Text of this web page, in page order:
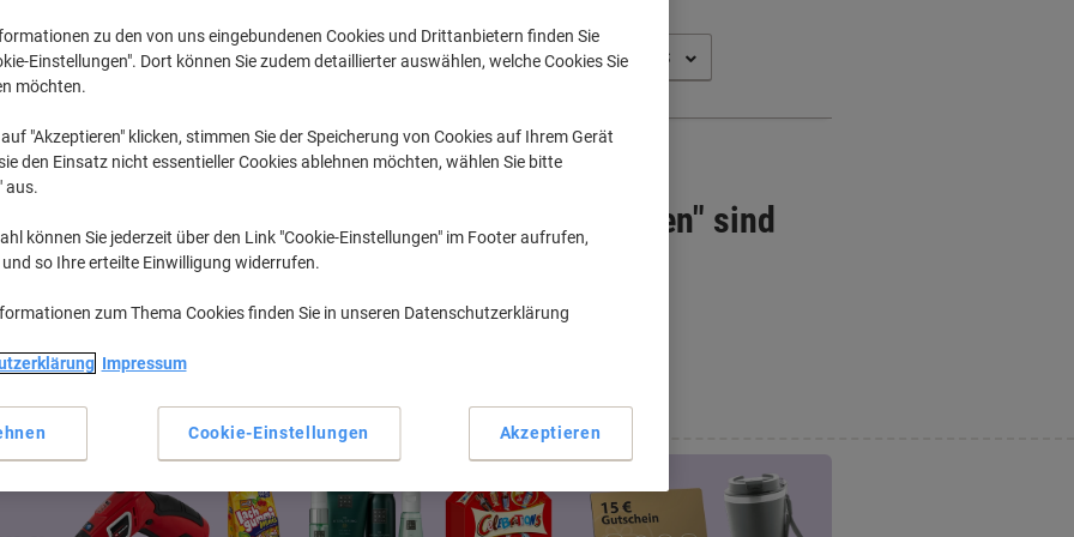
Imageprograf IPF Canon Imageprograf IPF 9000 S
erworbene Patronen anzuzeigen, bitte anmelden
Imageprograf IPF 9000 S Tintenpatronen" sind
Entdecken Sie unser Sortiment an Bürogeräten...
zu den von uns eingebundenen Cookies und Drittanbietern finden Sie
Einstellungen". Dort können Sie zudem detaillierter auswählen, welche Cookies Sie
möchten.
"Akzeptieren" klicken, stimmen Sie der Speicherung von Cookies auf Ihrem Gerät
den Einsatz nicht essentieller Cookies ablehnen möchten, wählen Sie bitte
aus.
können Sie jederzeit über den Link "Cookie-Einstellungen" im Footer aufrufen,
so Ihre erteilte Einwilligung widerrufen.
zum Thema Cookies finden Sie in unseren Datenschutzerklärung
Impressum
Cookie-Einstellungen Akzeptieren